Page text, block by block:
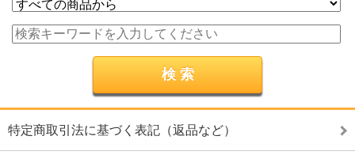
特定商取引法に基づく表記（返品など）